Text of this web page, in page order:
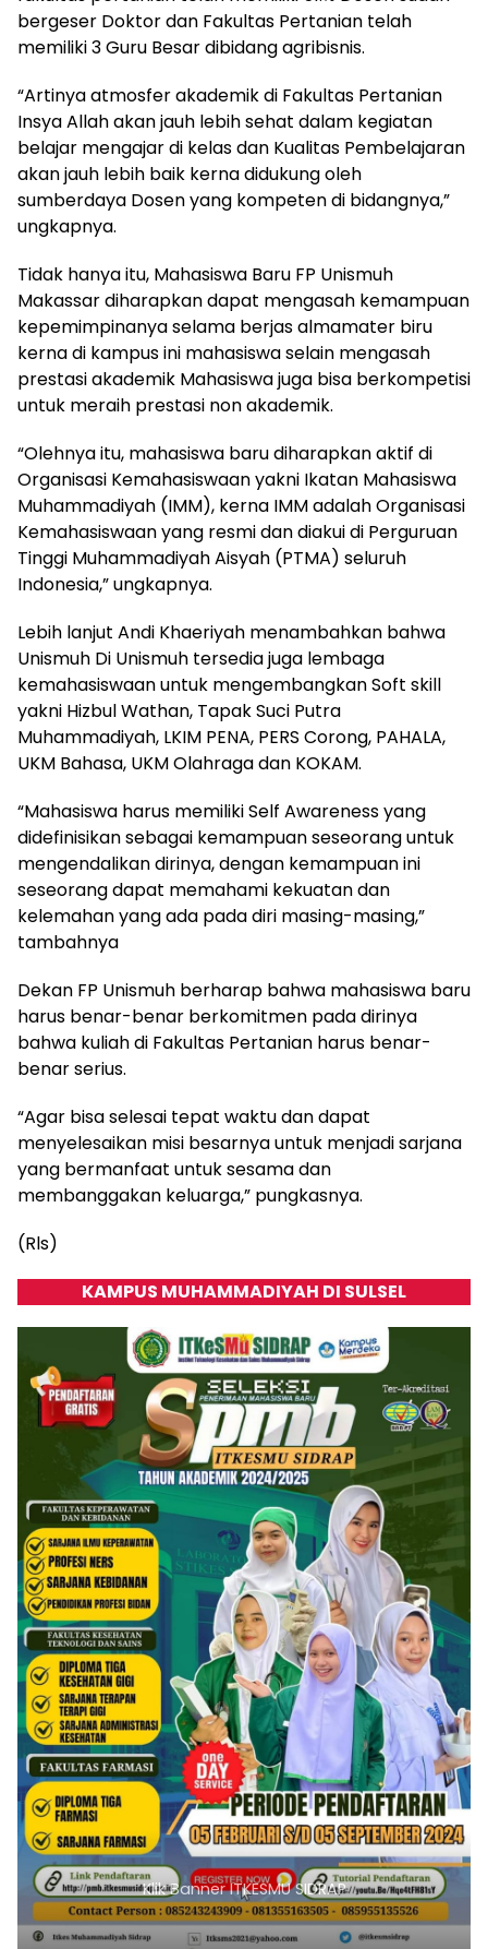
bergeser Doktor dan Fakultas Pertanian telah
memiliki 3 Guru Besar dibidang agribisnis.
“Artinya atmosfer akademik di Fakultas Pertanian
Insya Allah akan jauh lebih sehat dalam kegiatan
belajar mengajar di kelas dan Kualitas Pembelajaran
akan jauh lebih baik kerna didukung oleh
sumberdaya Dosen yang kompeten di bidangnya,”
ungkapnya.
Tidak hanya itu, Mahasiswa Baru FP Unismuh
Makassar diharapkan dapat mengasah kemampuan
kepemimpinanya selama berjas almamater biru
kerna di kampus ini mahasiswa selain mengasah
prestasi akademik Mahasiswa juga bisa berkompetisi
untuk meraih prestasi non akademik.
“Olehnya itu, mahasiswa baru diharapkan aktif di
Organisasi Kemahasiswaan yakni Ikatan Mahasiswa
Muhammadiyah (IMM), kerna IMM adalah Organisasi
Kemahasiswaan yang resmi dan diakui di Perguruan
Tinggi Muhammadiyah Aisyah (PTMA) seluruh
Indonesia,” ungkapnya.
Lebih lanjut Andi Khaeriyah menambahkan bahwa
Unismuh Di Unismuh tersedia juga lembaga
kemahasiswaan untuk mengembangkan Soft skill
yakni Hizbul Wathan, Tapak Suci Putra
Muhammadiyah, LKIM PENA, PERS Corong, PAHALA,
UKM Bahasa, UKM Olahraga dan KOKAM.
“Mahasiswa harus memiliki Self Awareness yang
didefinisikan sebagai kemampuan seseorang untuk
mengendalikan dirinya, dengan kemampuan ini
seseorang dapat memahami kekuatan dan
kelemahan yang ada pada diri masing-masing,”
tambahnya
Dekan FP Unismuh berharap bahwa mahasiswa baru
harus benar-benar berkomitmen pada dirinya
bahwa kuliah di Fakultas Pertanian harus benar-
benar serius.
“Agar bisa selesai tepat waktu dan dapat
menyelesaikan misi besarnya untuk menjadi sarjana
yang bermanfaat untuk sesama dan
membanggakan keluarga,” pungkasnya.
(Rls)
KAMPUS MUHAMMADIYAH DI SULSEL
Klik Banner ITKESMU SIDRAP